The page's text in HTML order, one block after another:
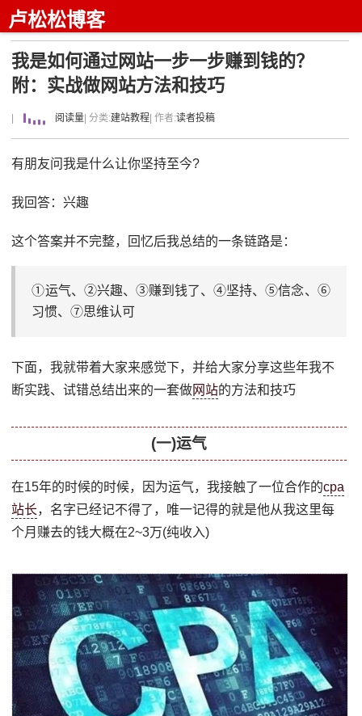
卢松松博客
我是如何通过网站一步一步赚到钱的？
附：实战做网站方法和技巧
阅读量 | 分类:建站教程 | 作者:读者投稿
有朋友问我是什么让你坚持至今?
我回答：兴趣
这个答案并不完整，回忆后我总结的一条链路是：
①运气、②兴趣、③赚到钱了、④坚持、⑤信念、⑥
习惯、⑦思维认可
下面，我就带着大家来感觉下，并给大家分享这些年我不
断实践、试错总结出来的一套做网站的方法和技巧
(一)运气
在15年的时候的时候，因为运气，我接触了一位合作的cpa
站长，名字已经记不得了，唯一记得的就是他从我这里每
个月赚去的钱大概在2~3万(纯收入)